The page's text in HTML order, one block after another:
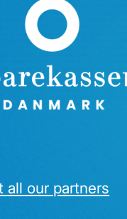
all our partners